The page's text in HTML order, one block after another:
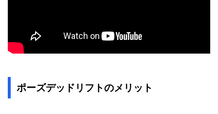
ポーズデッドリフトのメリット